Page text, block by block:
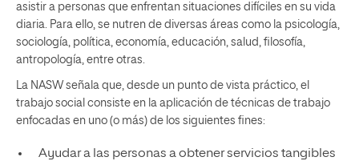
asistir a personas que enfrentan situaciones difíciles en su vida
diaria. Para ello, se nutren de diversas áreas como la psicología,
sociología, política, economía, educación, salud, filosofía,
antropología, entre otras.
La NASW señala que, desde un punto de vista práctico, el
trabajo social consiste en la aplicación de técnicas de trabajo
enfocadas en uno (o más) de los siguientes fines:
Ayudar a las personas a obtener servicios tangibles